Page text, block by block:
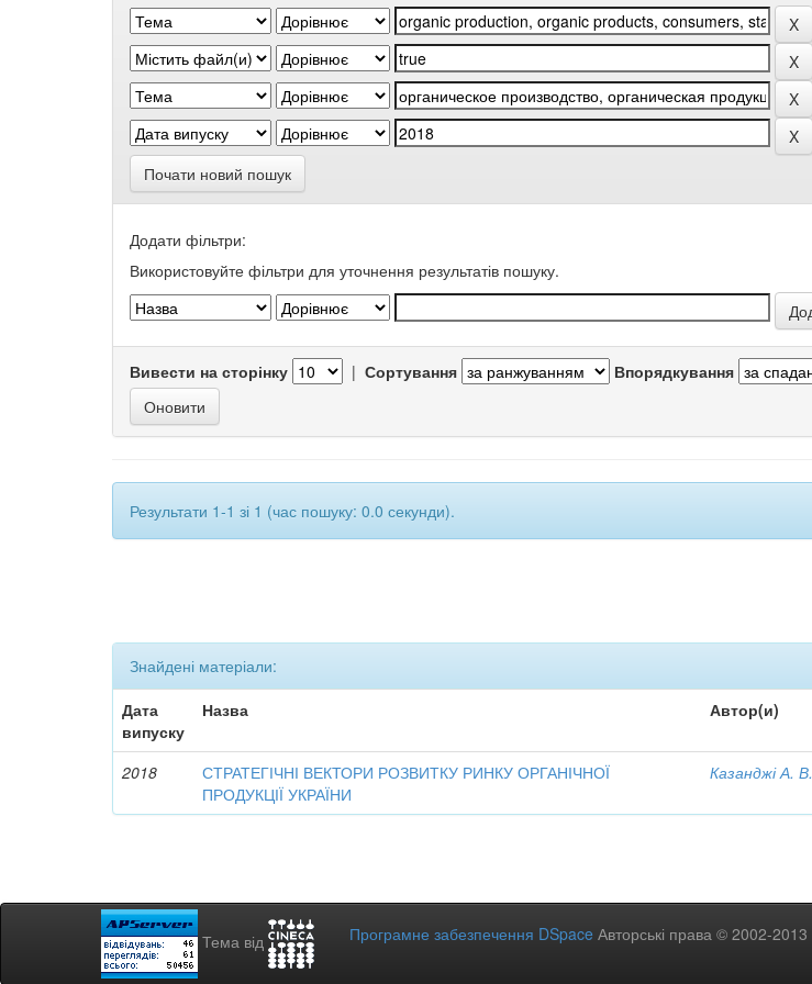
Почати новий пошук
Додати фільтри:
Використовуйте фільтри для уточнення результатів пошуку.
Вивести на сторінку | Сортування Впорядкування
Результати 1-1 зі 1 (час пошуку: 0.0 секунди).
Знайдені матеріали:
Дата
випуску
Назва Автор(и)
2018
СТРАТЕГІЧНІ ВЕКТОРИ РОЗВИТКУ РИНКУ ОРГАНІЧНОЇ
ПРОДУКЦІЇ УКРАЇНИ
Казанджі А. В.
Тема від Програмне забезпечення DSpace Авторські права © 2002-2013